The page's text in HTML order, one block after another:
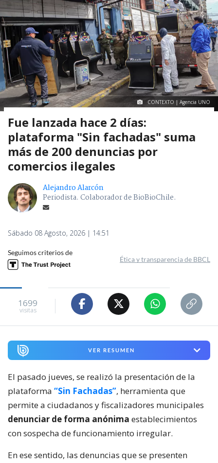
CONTEXTO | Agencia UNO
Fue lanzada hace 2 días:
plataforma "Sin fachadas" suma
más de 200 denuncias por
comercios ilegales
Alejandro Alarcón
Periodista. Colaborador de BioBioChile.
Sábado 08 Agosto, 2026 | 14:51
Seguimos criterios de
Ética y transparencia de BBCL
1699
visitas
VER RESUMEN
El pasado jueves, se realizó la presentación de la
plataforma “Sin Fachadas”, herramienta que
permite a ciudadanos y fiscalizadores municipales
denunciar de forma anónima establecimientos
con sospecha de funcionamiento irregular.
En ese sentido, las denuncias que se presenten